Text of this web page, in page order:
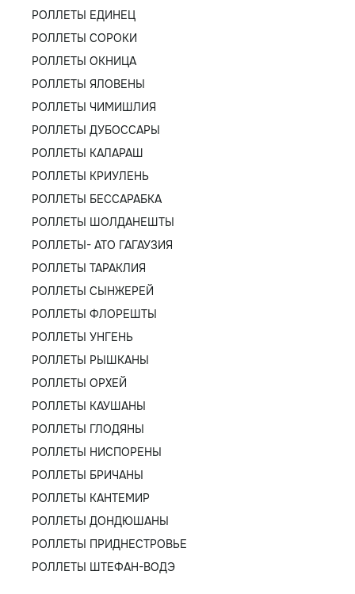
РОЛЛЕТЫ ЕДИНЕЦ
РОЛЛЕТЫ СОРОКИ
РОЛЛЕТЫ ОКНИЦА
РОЛЛЕТЫ ЯЛОВЕНЫ
РОЛЛЕТЫ ЧИМИШЛИЯ
РОЛЛЕТЫ ДУБОССАРЫ
РОЛЛЕТЫ КАЛАРАШ
РОЛЛЕТЫ КРИУЛЕНЬ
РОЛЛЕТЫ БЕССАРАБКА
РОЛЛЕТЫ ШОЛДАНЕШТЫ
РОЛЛЕТЫ- АТО ГАГАУЗИЯ
РОЛЛЕТЫ ТАРАКЛИЯ
РОЛЛЕТЫ СЫНЖЕРЕЙ
РОЛЛЕТЫ ФЛОРЕШТЫ
РОЛЛЕТЫ УНГЕНЬ
РОЛЛЕТЫ РЫШКАНЫ
РОЛЛЕТЫ ОРХЕЙ
РОЛЛЕТЫ КАУШАНЫ
РОЛЛЕТЫ ГЛОДЯНЫ
РОЛЛЕТЫ НИСПОРЕНЫ
РОЛЛЕТЫ БРИЧАНЫ
РОЛЛЕТЫ КАНТЕМИР
РОЛЛЕТЫ ДОНДЮШАНЫ
РОЛЛЕТЫ ПРИДНЕСТРОВЬЕ
РОЛЛЕТЫ ШТЕФАН-ВОДЭ